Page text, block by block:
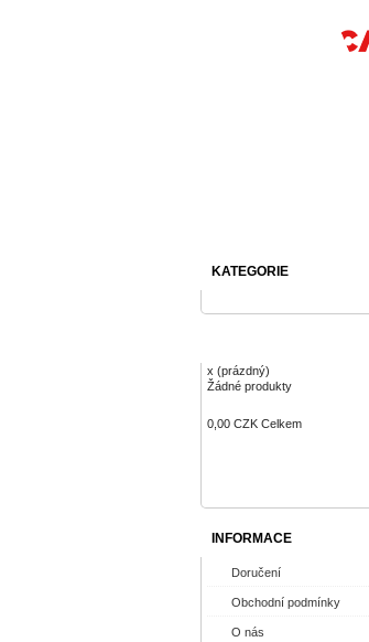
KATEGORIE
x (prázdný)
Žádné produkty
0,00 CZK Celkem
INFORMACE
Doručení
Obchodní podmínky
O nás